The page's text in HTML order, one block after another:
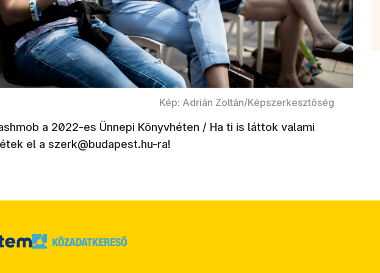
Kép: Adrián Zoltán/Képszerkesztőség
a 2022-es Ünnepi Könyvhéten / Ha ti is láttok valami
el a szerk@budapest.hu-ra!